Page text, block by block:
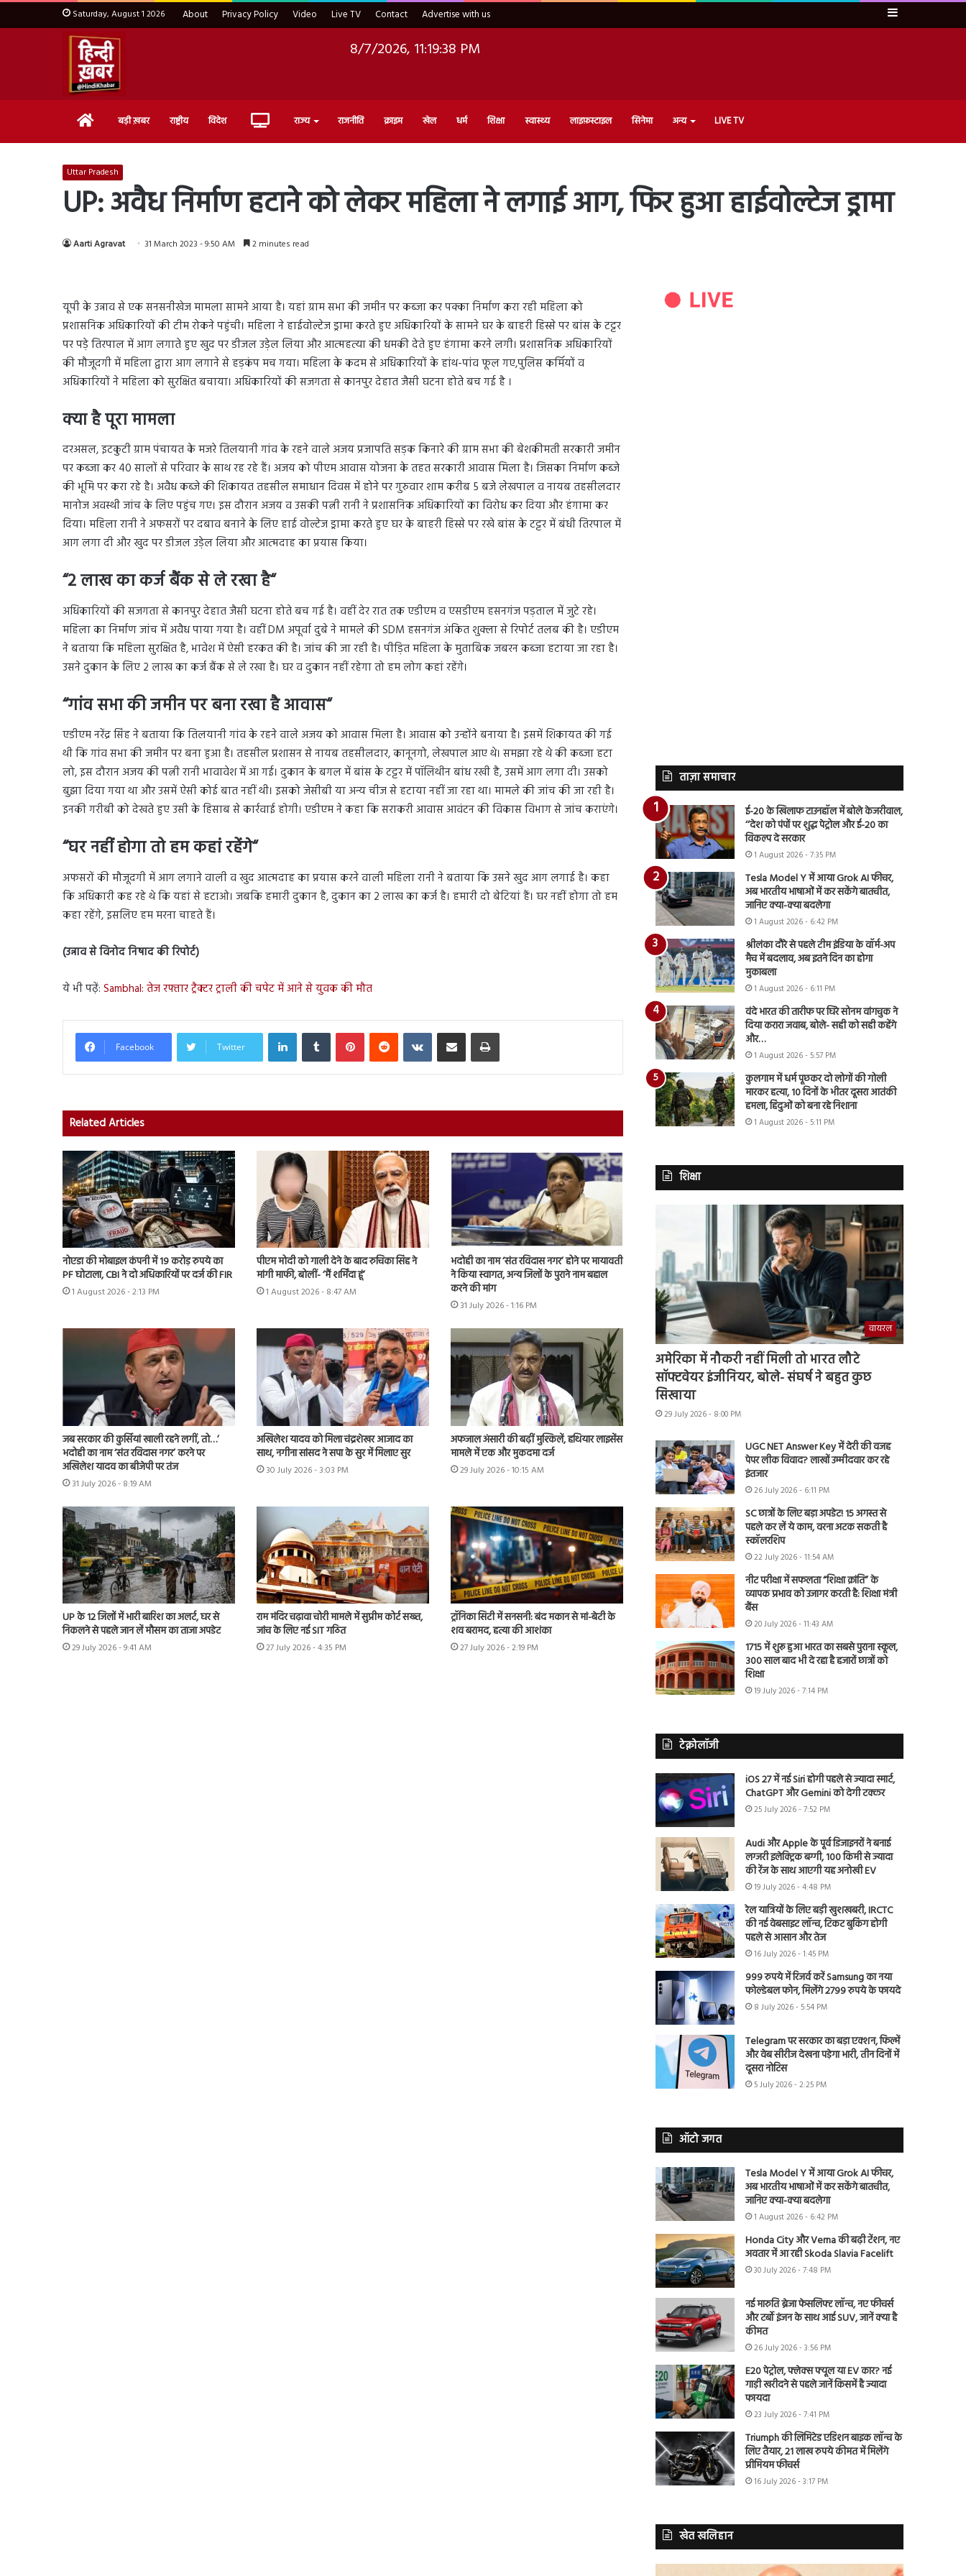
Saturday, August 1 2026 About Privacy Policy Video Live TV Contact Advertise with us Sidebar
8/7/2026, 11:19:39 PM
Home बड़ी ख़बर राष्ट्रीय विदेश Live राज्य राजनीति क्राइम खेल धर्म शिक्षा स्वास्थ्य लाइफ़स्टाइल सिनेमा अन्य LIVE TV
Uttar Pradesh
UP: अवैध निर्माण हटाने को लेकर महिला ने लगाई आग, फिर हुआ हाईवोल्टेज ड्रामा
Aarti Agravat 31 March 2023 - 9:50 AM 2 minutes read
यूपी के उन्नाव से एक सनसनीखेज मामला सामने आया है। यहां ग्राम सभा की जमीन पर कब्जा कर पक्का निर्माण करा रही महिला को
प्रशासनिक अधिकारियों की टीम रोकने पहुंची। महिला ने हाईवोल्टेज ड्रामा करते हुए अधिकारियों के सामने घर के बाहरी हिस्से पर बांस के टट्टर
पर पड़े तिरपाल में आग लगाते हुए खुद पर डीजल उड़ेल लिया और आत्महत्या की धमकी देते हुए हंगामा करने लगी। प्रशासनिक अधिकारियों
की मौजूदगी में महिला द्वारा आग लगाने से हड़कंप मच गया। महिला के कदम से अधिकारियों के हांथ-पांव फूल गए,पुलिस कर्मियों व
अधिकारियों ने महिला को सुरक्षित बचाया। अधिकारियों की सजगता से कानपुर देहात जैसी घटना होते बच गई है ।
क्या है पूरा मामला
दरअसल, इटकुटी ग्राम पंचायत के मजरे तिलयानी गांव के रहने वाले अजय प्रजापति सड़क किनारे की ग्राम सभा की बेशकीमती सरकारी जमीन
पर कब्जा कर 40 सालों से परिवार के साथ रह रहे हैं। अजय को पीएम आवास योजना के तहत सरकारी आवास मिला है। जिसका निर्माण कब्जे
की भूमि पर करा रहे है। अवैध कब्जे की शिकायत तहसील समाधान दिवस में होने पर गुरुवार शाम करीब 5 बजे लेखपाल व नायब तहसीलदार
मानोज अवस्थी जांच के लिए पहुंच गए। इस दौरान अजय व उसकी पत्नी रानी ने प्रशासनिक अधिकारियों का विरोध कर दिया और हंगामा कर
दिया। महिला रानी ने अफसरों पर दबाव बनाने के लिए हाई वोल्टेज ड्रामा करते हुए घर के बाहरी हिस्से पर रखे बांस के टट्टर में बंधी तिरपाल में
आग लगा दी और खुद पर डीजल उड़ेल लिया और आत्मदाह का प्रयास किया।
“2 लाख का कर्ज बैंक से ले रखा है“
अधिकारियों की सजगता से कानपुर देहात जैसी घटना होते बच गई है। वहीं देर रात तक एडीएम व एसडीएम हसनगंज पड़ताल में जुटे रहे।
महिला का निर्माण जांच में अवैध पाया गया है। वहीं DM अपूर्वा दुबे ने मामले की SDM हसनगंज अंकित शुक्ला से रिपोर्ट तलब की है। एडीएम
ने बताया कि महिला सुरक्षित है, भावेश में ऐसी हरकत की है। जांच की जा रही है। पीड़ित महिला के मुताबिक जबरन कब्जा हटाया जा रहा है।
उसने दुकान के लिए 2 लाख का कर्ज बैंक से ले रखा है। घर व दुकान नहीं रहेगा तो हम लोग कहां रहेंगे।
“गांव सभा की जमीन पर बना रखा है आवास“
एडीएम नरेंद्र सिंह ने बताया कि तिलयानी गांव के रहने वाले अजय को आवास मिला है। आवास को उन्होंने बनाया है। इसमें शिकायत की गई
थी कि गांव सभा की जमीन पर बना हुआ है। तहसील प्रशासन से नायब तहसीलदार, कानूनगो, लेखपाल आए थे। समझा रहे थे की कब्जा हटा
लो, इस दौरान अजय की पत्नी रानी भावावेश में आ गई। दुकान के बगल में बांस के टट्टर में पॉलिथीन बांध रखी है, उसमें आग लगा दी। उसको
बुझा दिया गया था और उसमें ऐसी कोई बात नहीं थी। इसको जेसीबी या अन्य चीज से हटाया नहीं जा रहा था। मामले की जांच की जा रही है।
इनकी गरीबी को देखते हुए उसी के हिसाब से कार्रवाई होगी। एडीएम ने कहा कि सराकरी आवास आवंटन की विकास विभाग से जांच कराएंगे।
“घर नहीं होगा तो हम कहां रहेंगे“
अफसरों की मौजूदगी में आग लगाने वाली व खुद आत्मदाह का प्रयास करने वाली महिला रानी ने बताया कि उसने खुद आग लगाई है। कहा
कि अधिकारी कह रहे थे कि यहां से हटाओ। जबकि हमारी दुकान है, दुकान का 2 लाख का कर्ज है। हमारी दो बेटियां हैं। घर नहीं होगा तो हम
कहा रहेंगे, इसलिए हम मरना चाहते हैं।
(उन्नाव से विनोद निषाद की रिपोर्ट)
ये भी पढ़ें: Sambhal: तेज रफ्तार ट्रैक्टर ट्राली की चपेट में आने से युवक की मौत
Facebook Twitter
LinkedInTumblr PinterestReddit VKontakteShare via Email Print
Related Articles
नोएडा की मोबाइल कंपनी में 19 करोड़ रुपये का
PF घोटाला, CBI ने दो अधिकारियों पर दर्ज की FIR
1 August 2026 - 2:13 PM
पीएम मोदी को गाली देने के बाद रुचिका सिंह ने
मांगी माफी, बोलीं- ‘मैं शर्मिंदा हूं’
1 August 2026 - 8:47 AM
भदोही का नाम ‘संत रविदास नगर’ होने पर मायावती
ने किया स्वागत, अन्य जिलों के पुराने नाम बहाल
करने की मांग
31 July 2026 - 1:16 PM
जब सरकार की कुर्सियां खाली रहने लगीं, तो…’
भदोही का नाम ‘संत रविदास नगर’ करने पर
अखिलेश यादव का बीजेपी पर तंज
31 July 2026 - 8:19 AM
अखिलेश यादव को मिला चंद्रशेखर आजाद का
साथ, नगीना सांसद ने सपा के सुर में मिलाए सुर
30 July 2026 - 3:03 PM
अफजाल अंसारी की बढ़ीं मुश्किलें, हथियार लाइसेंस
मामले में एक और मुकदमा दर्ज
29 July 2026 - 10:15 AM
UP के 12 जिलों में भारी बारिश का अलर्ट, घर से
निकलने से पहले जान लें मौसम का ताजा अपडेट
29 July 2026 - 9:41 AM
राम मंदिर चढ़ावा चोरी मामले में सुप्रीम कोर्ट सख्त,
जांच के लिए नई SIT गठित
27 July 2026 - 4:35 PM
ट्रॉनिका सिटी में सनसनी: बंद मकान से मां-बेटी के
शव बरामद, हत्या की आशंका
27 July 2026 - 2:19 PM
ताज़ा समाचार
ई-20 के खिलाफ टाउनहॉल में बोले केजरीवाल,
‘‘देश को पंपों पर शुद्ध पेट्रोल और ई-20 का
विकल्प दे सरकार
1 August 2026 - 7:35 PM
Tesla Model Y में आया Grok AI फीचर,
अब भारतीय भाषाओं में कर सकेंगे बातचीत,
जानिए क्या-क्या बदलेगा
1 August 2026 - 6:42 PM
श्रीलंका दौरे से पहले टीम इंडिया के वॉर्म-अप
मैच में बदलाव, अब इतने दिन का होगा
मुकाबला
1 August 2026 - 6:11 PM
वंदे भारत की तारीफ पर घिरे सोनम वांगचुक ने
दिया करारा जवाब, बोले- सही को सही कहेंगे
और…
1 August 2026 - 5:57 PM
कुलगाम में धर्म पूछकर दो लोगों की गोली
मारकर हत्या, 10 दिनों के भीतर दूसरा आतंकी
हमला, हिंदुओं को बना रहे निशाना
1 August 2026 - 5:11 PM
शिक्षा
वायरल
अमेरिका में नौकरी नहीं मिली तो भारत लौटे
सॉफ्टवेयर इंजीनियर, बोले- संघर्ष ने बहुत कुछ
सिखाया
29 July 2026 - 8:00 PM
UGC NET Answer Key में देरी की वजह
पेपर लीक विवाद? लाखों उम्मीदवार कर रहे
इंतजार
26 July 2026 - 6:11 PM
SC छात्रों के लिए बड़ा अपडेट! 15 अगस्त से
पहले कर लें ये काम, वरना अटक सकती है
स्कॉलरशिप
22 July 2026 - 11:54 AM
नीट परीक्षा में सफलता “शिक्षा क्रांति” के
व्यापक प्रभाव को उजागर करती है: शिक्षा मंत्री
बैंस
20 July 2026 - 11:43 AM
1715 में शुरू हुआ भारत का सबसे पुराना स्कूल,
300 साल बाद भी दे रहा है हजारों छात्रों को
शिक्षा
19 July 2026 - 7:14 PM
टेक्नोलॉजी
iOS 27 में नई Siri होगी पहले से ज्यादा स्मार्ट,
ChatGPT और Gemini को देगी टक्कर
25 July 2026 - 7:52 PM
Audi और Apple के पूर्व डिजाइनरों ने बनाई
लग्जरी इलेक्ट्रिक बग्गी, 100 किमी से ज्यादा
की रेंज के साथ आएगी यह अनोखी EV
19 July 2026 - 4:48 PM
रेल यात्रियों के लिए बड़ी खुशखबरी, IRCTC
की नई वेबसाइट लॉन्च, टिकट बुकिंग होगी
पहले से आसान और तेज
16 July 2026 - 1:45 PM
999 रुपये में रिजर्व करें Samsung का नया
फोल्डेबल फोन, मिलेंगे 2799 रुपये के फायदे
8 July 2026 - 5:54 PM
Telegram पर सरकार का बड़ा एक्शन, फिल्में
और वेब सीरीज देखना पड़ेगा भारी, तीन दिनों में
दूसरा नोटिस
5 July 2026 - 2:25 PM
ऑटो जगत
Tesla Model Y में आया Grok AI फीचर,
अब भारतीय भाषाओं में कर सकेंगे बातचीत,
जानिए क्या-क्या बदलेगा
1 August 2026 - 6:42 PM
Honda City और Verna की बढ़ी टेंशन, नए
अवतार में आ रही Skoda Slavia Facelift
30 July 2026 - 7:48 PM
नई मारुति ब्रेजा फेसलिफ्ट लॉन्च, नए फीचर्स
और टर्बो इंजन के साथ आई SUV, जानें क्या है
कीमत
26 July 2026 - 3:56 PM
E20 पेट्रोल, फ्लेक्स फ्यूल या EV कार? नई
गाड़ी खरीदने से पहले जानें किसमें है ज्यादा
फायदा
23 July 2026 - 7:41 PM
Triumph की लिमिटेड एडिशन बाइक लॉन्च के
लिए तैयार, 21 लाख रुपये कीमत में मिलेंगे
प्रीमियम फीचर्स
16 July 2026 - 3:17 PM
खेत खलिहान